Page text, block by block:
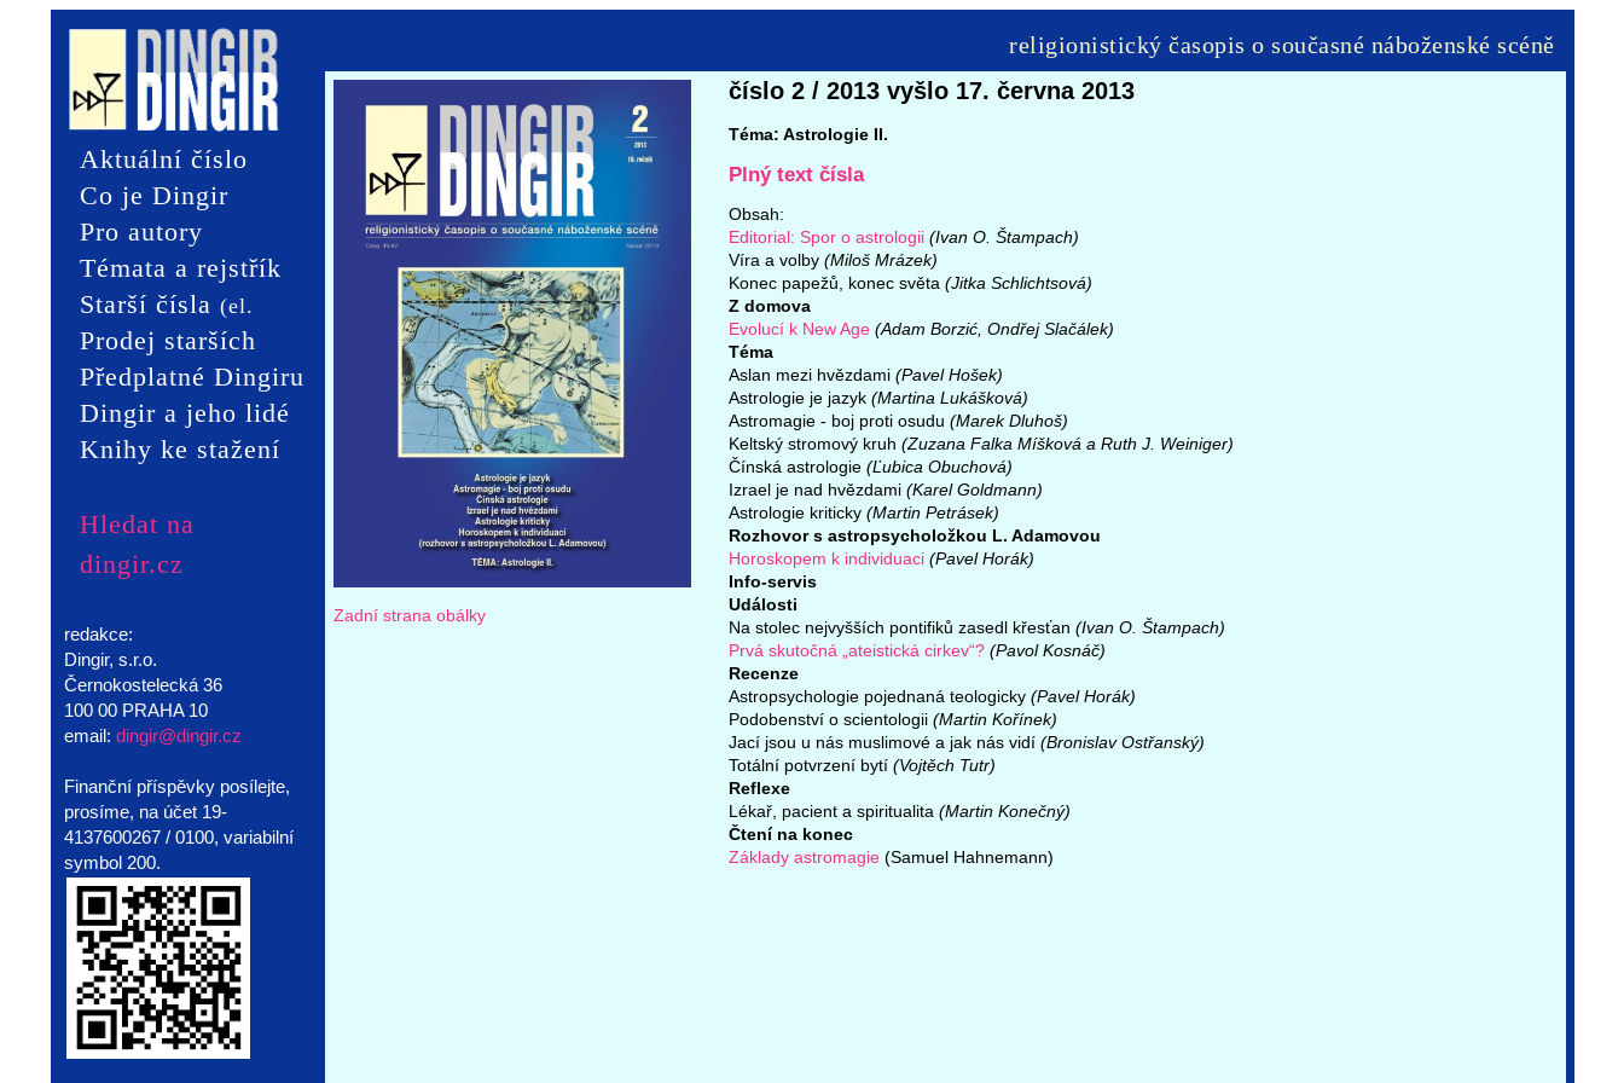
Aktuální číslo
Co je Dingir
Pro autory
Témata a rejstřík
Starší čísla (el.
verze)
Prodej starších
čísel
Předplatné Dingiru
Dingir a jeho lidé
Knihy ke stažení
Hledat na
dingir.cz
redakce:
Dingir, s.r.o.
Černokostelecká 36
100 00 PRAHA 10
email: dingir@dingir.cz
Finanční příspěvky posílejte,
prosíme, na účet 19‐
4137600267 / 0100, variabilní
symbol 200.
religionistický časopis o současné náboženské scéně
Zadní strana obálky
číslo 2 / 2013 vyšlo 17. června 2013
Téma: Astrologie II.
Plný text čísla
Obsah:
Editorial: Spor o astrologii (Ivan O. Štampach)
Víra a volby (Miloš Mrázek)
Konec papežů, konec světa (Jitka Schlichtsová)
Z domova
Evolucí k New Age (Adam Borzić, Ondřej Slačálek)
Téma
Aslan mezi hvězdami (Pavel Hošek)
Astrologie je jazyk (Martina Lukášková)
Astromagie - boj proti osudu (Marek Dluhoš)
Keltský stromový kruh (Zuzana Falka Míšková a Ruth J. Weiniger)
Čínská astrologie (Ľubica Obuchová)
Izrael je nad hvězdami (Karel Goldmann)
Astrologie kriticky (Martin Petrásek)
Rozhovor s astropsycholožkou L. Adamovou
Horoskopem k individuaci (Pavel Horák)
Info-servis
Události
Na stolec nejvyšších pontifiků zasedl křesťan (Ivan O. Štampach)
Prvá skutočná „ateistická cirkev“? (Pavol Kosnáč)
Recenze
Astropsychologie pojednaná teologicky (Pavel Horák)
Podobenství o scientologii (Martin Kořínek)
Jací jsou u nás muslimové a jak nás vidí (Bronislav Ostřanský)
Totální potvrzení bytí (Vojtěch Tutr)
Reflexe
Lékař, pacient a spiritualita (Martin Konečný)
Čtení na konec
Základy astromagie(Samuel Hahnemann)